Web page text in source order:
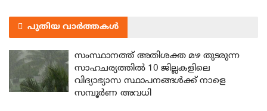
പുതിയ വാർത്തകൾ
സംസ്ഥാനത്ത് അതിശക്ത മഴ തുടരുന്ന
സാഹചര്യത്തിൽ 10 ജില്ലകളിലെ
വിദ്യാഭ്യാസ സ്ഥാപനങ്ങൾക്ക് നാളെ
സമ്പൂർണ അവധി